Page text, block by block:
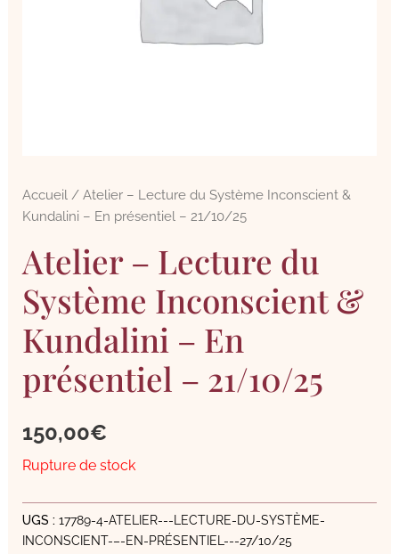
Accueil / Atelier – Lecture du Système Inconscient &
Kundalini – En présentiel – 21/10/25
Atelier – Lecture du
Système Inconscient &
Kundalini – En
présentiel – 21/10/25
150,00€
Rupture de stock
UGS : 17789-4-ATELIER---LECTURE-DU-SYSTÈME-
INCONSCIENT-–-EN-PRÉSENTIEL---27/10/25